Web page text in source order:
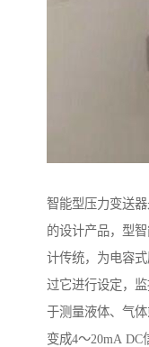
智能型压力变送
的设计产品，型
计传统，为电容
过它进行设定，
于测量液体、气
变成4～20mA DC